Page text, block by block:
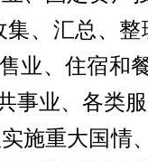
、汇总、
业、住宿和
事业、各类
施重大国情